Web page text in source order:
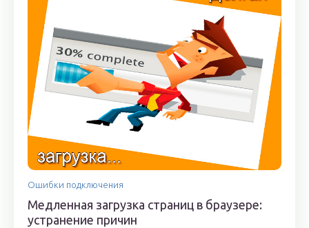
Ошибки подключения
Медленная загрузка страниц в браузере:
устранение причин